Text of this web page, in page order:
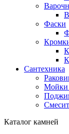
Фаски
Сантехника
Мойки
Каталог камней